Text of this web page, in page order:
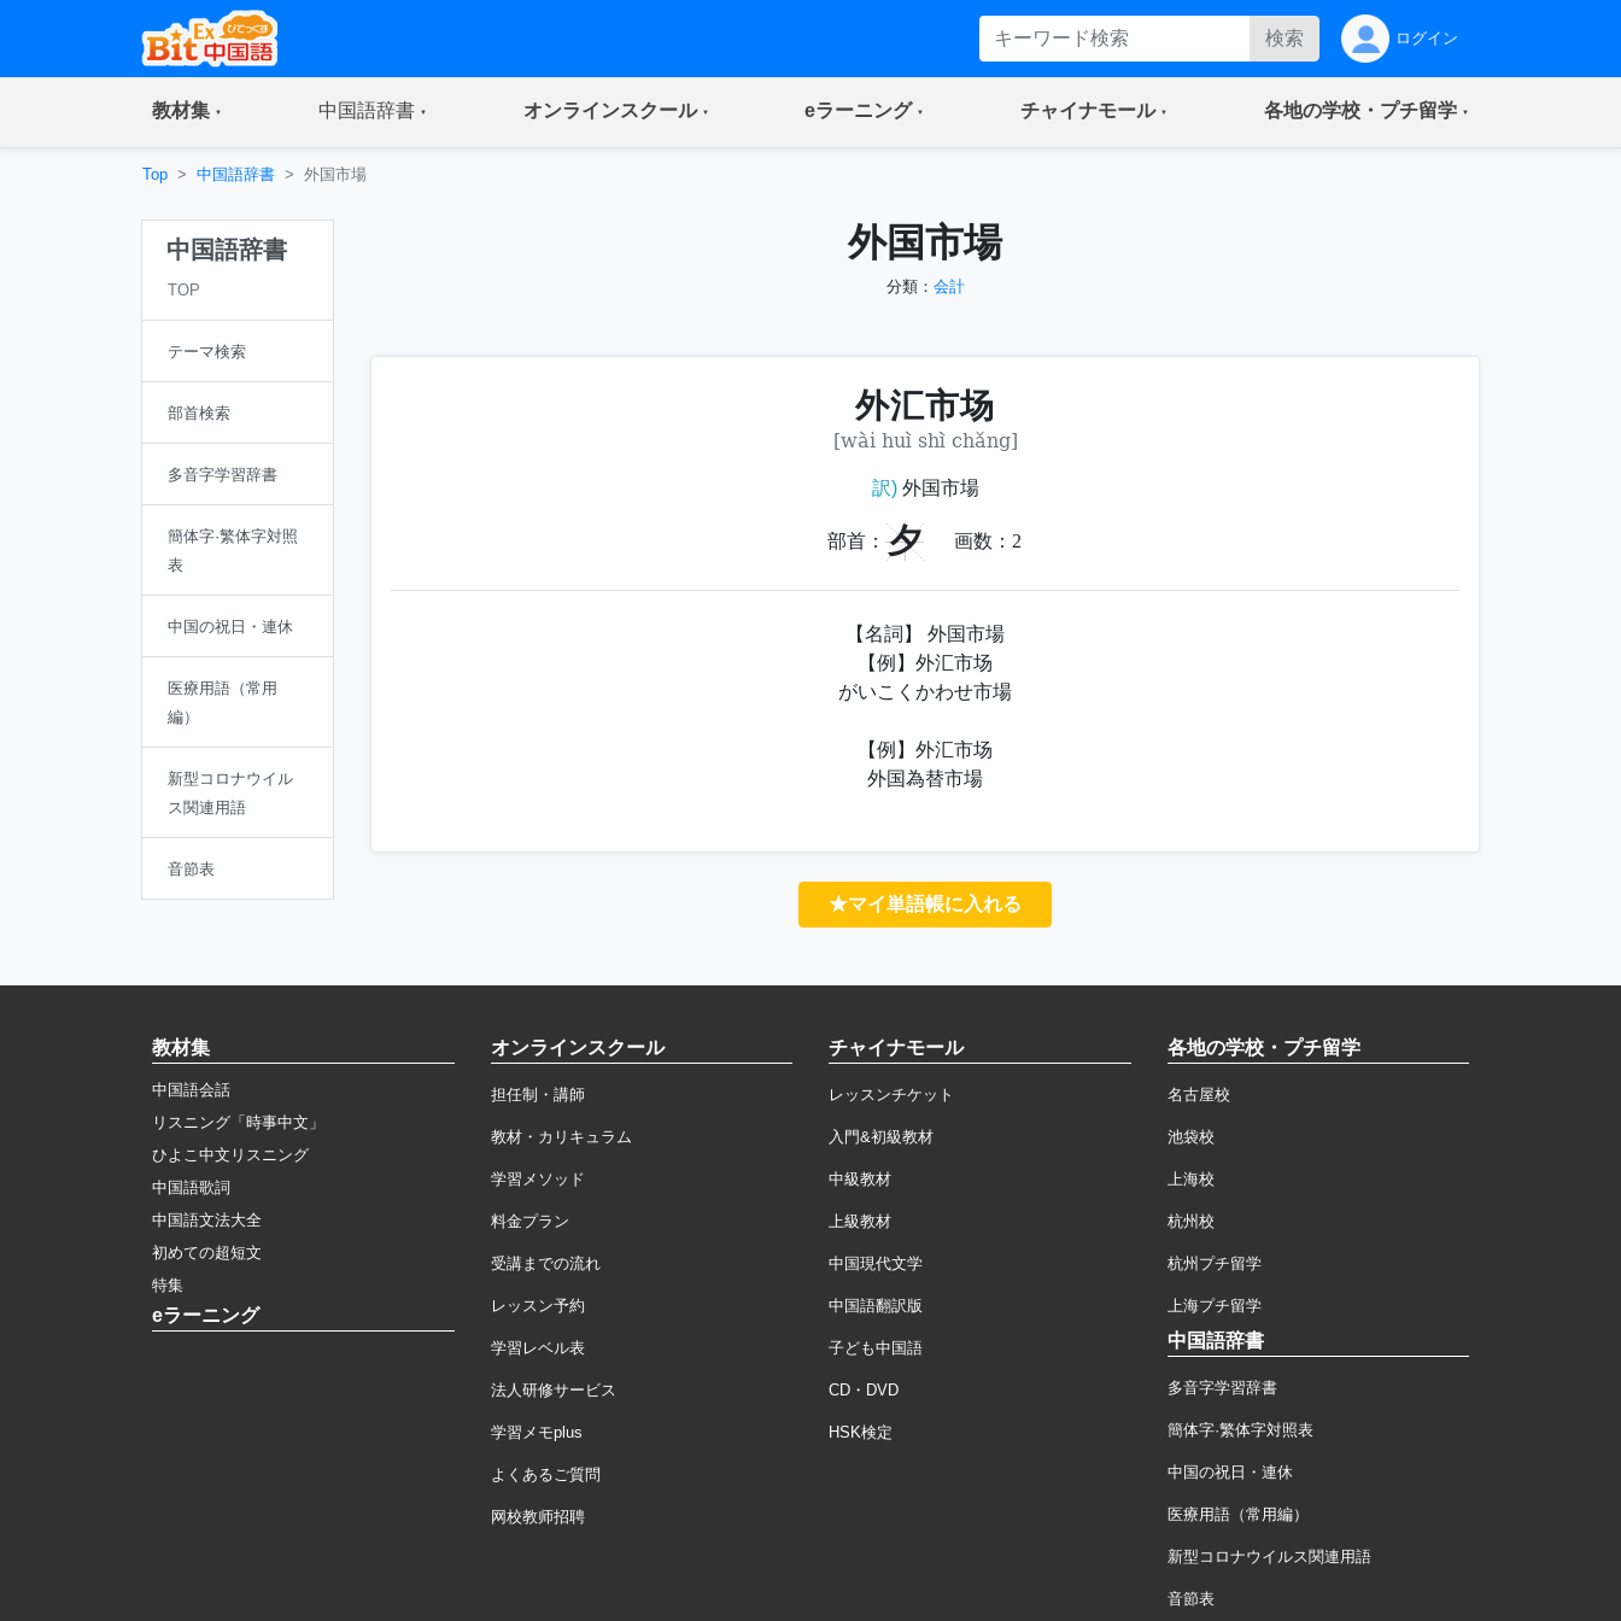
検索 ログイン
教材集(current) 中国語辞書(current) オンラインスクール(current) eラーニング(current) チャイナモール(current) 各地の学校・プチ留学(current)
Top 中国語辞書 外国市場
中国語辞書
TOP
テーマ検索
部首検索
多音字学習辞書
簡体字·繁体字対照
表
中国の祝日・連休
医療用語（常用
編）
新型コロナウイル
ス関連用語
音節表
外国市場
分類： 会計
外汇市场
[wài huì shì chǎng]
訳)外国市場
部首： 夕 画数： 2
【名詞】 外国市場
【例】外汇市场
がいこくかわせ市場
【例】外汇市场
外国為替市場
★マイ単語帳に入れる
教材集
中国語会話
リスニング「時事中文」
ひよこ中文リスニング
中国語歌詞
中国語文法大全
初めての超短文
特集
eラーニング
オンラインスクール
担任制・講師
教材・カリキュラム
学習メソッド
料金プラン
受講までの流れ
レッスン予約
学習レベル表
法人研修サービス
学習メモplus
よくあるご質問
网校教师招聘
チャイナモール
レッスンチケット
入門&初級教材
中級教材
上級教材
中国現代文学
中国語翻訳版
子ども中国語
CD・DVD
HSK検定
各地の学校・プチ留学
名古屋校
池袋校
上海校
杭州校
杭州プチ留学
上海プチ留学
中国語辞書
多音字学習辞書
簡体字·繁体字対照表
中国の祝日・連休
医療用語（常用編）
新型コロナウイルス関連用語
音節表